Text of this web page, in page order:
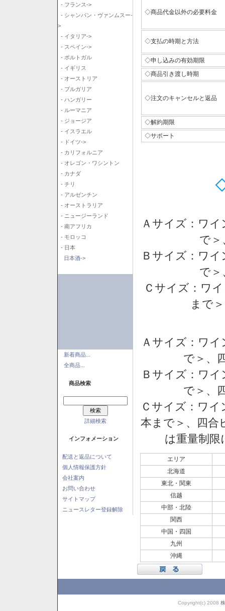
- フランス->
- シャンパン・ヴァンムスー-
>
- イタリア->
- スペイン->
- ポルトガル
- イギリス
- オーストリア
- ブルガリア
- ハンガリー
- ルーマニア
- ジョージア
- イスラエル
- ドイツ->
- カリフォルニア
- オレゴン・ワシントン
- カナダ
- チリ
- アルゼンチン
- オーストラリア
- ニュージーランド
- 南アフリカ
- モロッコ
- 日本
日本酒->
新着商品...
全商品...
商品検索
詳細検索
インフォメーション
配送と返品について
個人情報保護方針
会社案内
お問い合わせ
サイトマップ
ニュースレター登録解除
◇商品代金以外の必要料金
◇支払の時期と方法
◇申し込みの有効期限
◇商品引き渡し時期
◇注文のキャンセルと返品
◇解約期限
◇サポート
Ａサイズ：ワ
で
Ｂサイズ：ワ
で
Ｃサイズ：ワ
まで
Ａサイズ：ワ
で＞、
Ｂサイズ：ワ
で＞、
Ｃサイズ：ワイ
本まで＞、四
は重量制
エリア
北海道
東北・関東
信越
中部・北陸
関西
中国・四国
九州
沖縄
Copyright(c) 2008